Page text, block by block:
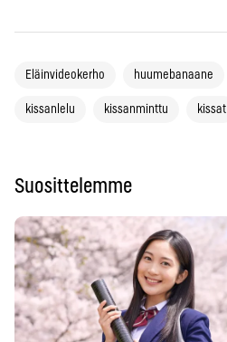
Eläinvideokerho huumebanaane
kissanlelu kissanminttu kissat
Suosittelemme